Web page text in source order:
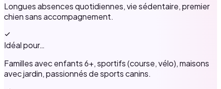
Longues absences quotidiennes, vie sédentaire, premier
chien sans accompagnement.
Idéal pour…
Familles avec enfants 6+, sportifs (course, vélo), maisons
avec jardin, passionnés de sports canins.